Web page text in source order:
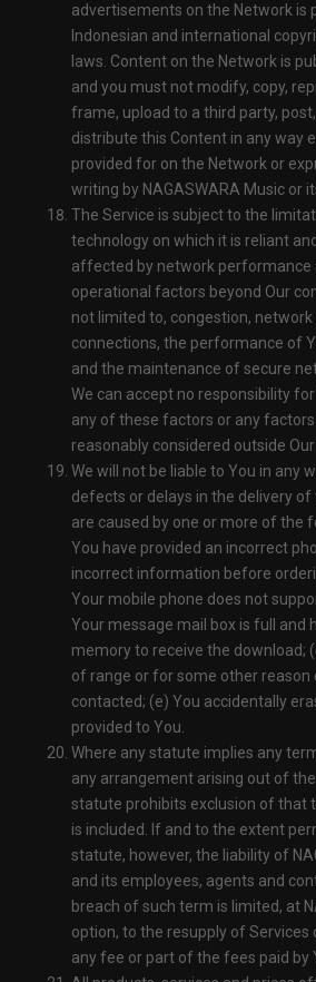
advertisements on the Network is
Indonesian and international
laws. Content on the Network is
and you must not modify, copy,
frame, upload to a third party,
distribute this Content in any way
provided for on the Network or
writing by NAGASWARA Music or
The Service is subject to the
technology on which it is reliant
affected by network performance
operational factors beyond Our
not limited to, congestion, network
connections, the performance of
and the maintenance of secure
We can accept no responsibility
any of these factors or any
reasonably considered outside Our
We will not be liable to You in any
defects or delays in the delivery of
are caused by one or more of the
You have provided an incorrect
incorrect information before
Your mobile phone does not
Your message mail box is full and
memory to receive the download;
of range or for some other reason
contacted; (e) You accidentally
provided to You.
Where any statute implies any
any arrangement arising out of
statute prohibits exclusion of that
is included. If and to the extent
statute, however, the liability of
and its employees, agents and
breach of such term is limited, at
option, to the resupply of
any fee or part of the fees paid by